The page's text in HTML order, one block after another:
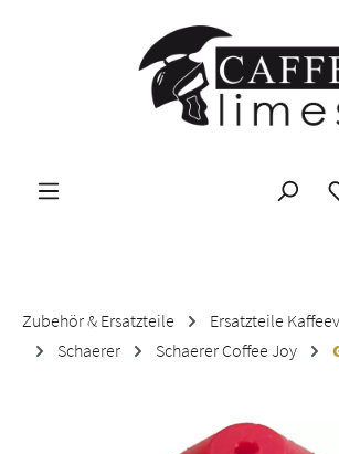
Zum Hauptinhalt springen
Zubehör & Ersatzteile
Ersatzteile
Schaerer
Schaerer Coffee Joy
Bildergalerie überspringen